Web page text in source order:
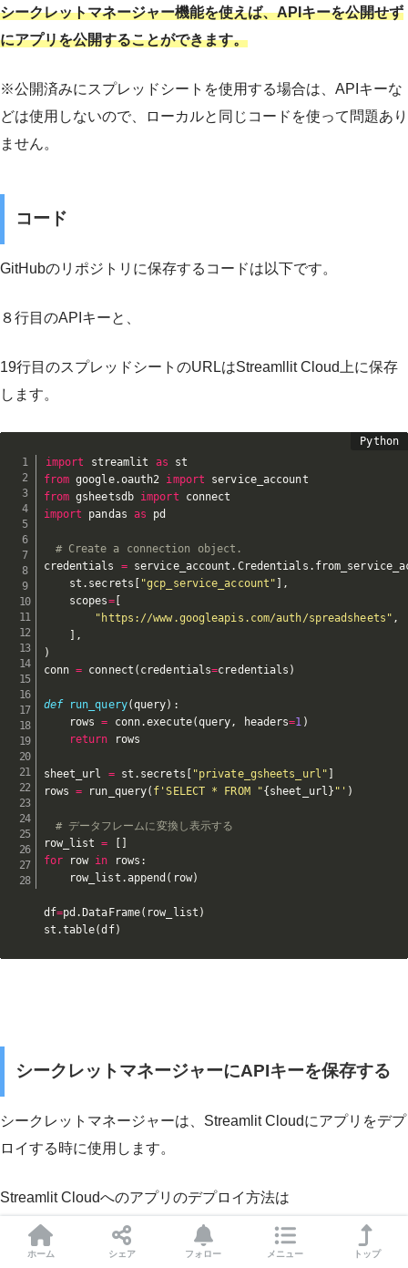
シークレットマネージャー機能を使えば、APIキーを公開せず
にアプリを公開することができます。
※公開済みにスプレッドシートを使用する場合は、APIキーな
どは使用しないので、ローカルと同じコードを使って問題あり
ません。
コード
GitHubのリポジトリに保存するコードは以下です。
８行目のAPIキーと、
19行目のスプレッドシートのURLはStreamllit Cloud上に保存
します。
import streamlit as
from google.oauth2 import
from gsheetsdb import
import pandas as pd
# Create a connection object.
credentials = service_account . Credentials .
    st
. secrets "gcp_service_account"
,
    scopes
=[
"https://www.googleapis.com/auth/spreadsheets" ,
,
)
conn = connect ( credentials=credentials )
def run_query(query) :
    rows
= conn.execute(query, headers=1 )
return rows
sheet_url = st . secrets "private_gsheets_url"
rows = run_query( f'SELECT * FROM "{ sheet_url } "' )
# データフレームに変換し表示する
row_list =
for row in rows :
    row_list
.append ( row)
df=pd . DataFrame( row_list )
st .table(df)
シークレットマネージャーにAPIキーを保存する
シークレットマネージャーは、Streamlit Cloudにアプリをデプ
ロイする時に使用します。
Streamlit Cloudへのアプリのデプロイ方法は
YouTube「
【Streamlit超入門】データ可視化・分析アプリを爆
速で作成できるPythonライブラリStreamlitの基礎を70分でマ
ホーム シェア フォロー メニュー トップ